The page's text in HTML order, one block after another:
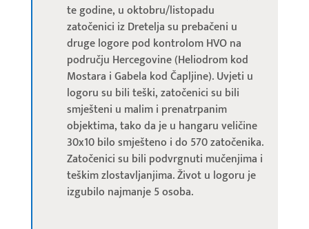
te godine, u oktobru/listopadu
zatočenici iz Dretelja su prebačeni u
druge logore pod kontrolom HVO na
području Hercegovine (Heliodrom kod
Mostara i Gabela kod Čapljine). Uvjeti u
logoru su bili teški, zatočenici su bili
smješteni u malim i prenatrpanim
objektima, tako da je u hangaru veličine
30x10 bilo smješteno i do 570 zatočenika.
Zatočenici su bili podvrgnuti mučenjima i
teškim zlostavljanjima. Život u logoru je
izgubilo najmanje 5 osoba.